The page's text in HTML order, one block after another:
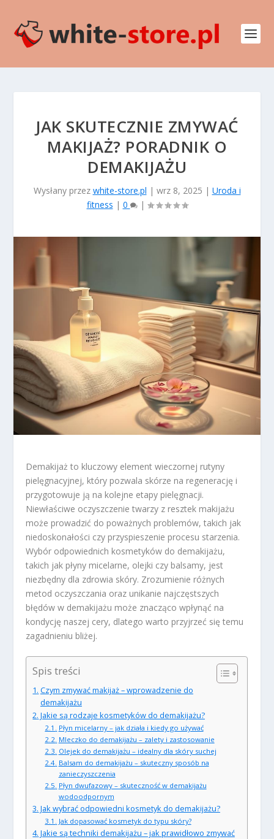
JAK SKUTECZNIE ZMYWAĆ
MAKIJAŻ? PORADNIK O
DEMAKIJAŻU
Wysłany przez white-store.pl | wrz 8, 2025 | Uroda i
fitness | 0 |
Demakijaż to kluczowy element wieczornej rutyny
pielęgnacyjnej, który pozwala skórze na regenerację i
przygotowuje ją na kolejne etapy pielęgnacji.
Niewłaściwe oczyszczenie twarzy z resztek makijażu
może prowadzić do poważnych problemów, takich jak
niedoskonałości czy przyspieszenie procesu starzenia.
Wybór odpowiednich kosmetyków do demakijażu,
takich jak płyny micelarne, olejki czy balsamy, jest
niezbędny dla zdrowia skóry. Zrozumienie różnych
metod oczyszczania oraz unikanie najczęstszych
błędów w demakijażu może znacząco wpłynąć na
kondycję naszej cery, dlatego warto przyjrzeć się temu
zagadnieniu bliżej.
Spis treści
Czym zmywać makijaż – wprowadzenie do
demakijażu
Jakie są rodzaje kosmetyków do demakijażu?
Płyn micelarny – jak działa i kiedy go używać
Mleczko do demakijażu – zalety i zastosowanie
Olejek do demakijażu – idealny dla skóry suchej
Balsam do demakijażu – skuteczny sposób na
zanieczyszczenia
Płyn dwufazowy – skuteczność w demakijażu
wodoodpornym
Jak wybrać odpowiedni kosmetyk do demakijażu?
Jak dopasować kosmetyk do typu skóry?
Jakie są techniki demakijażu – jak prawidłowo zmywać